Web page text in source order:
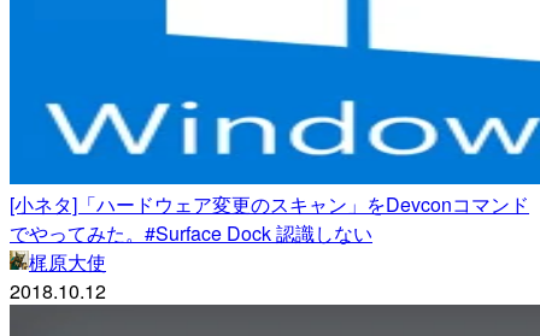
[小ネタ]「ハードウェア変更のスキャン」をDevconコマンド
でやってみた。#Surface Dock 認識しない
梶原大使
2018.10.12